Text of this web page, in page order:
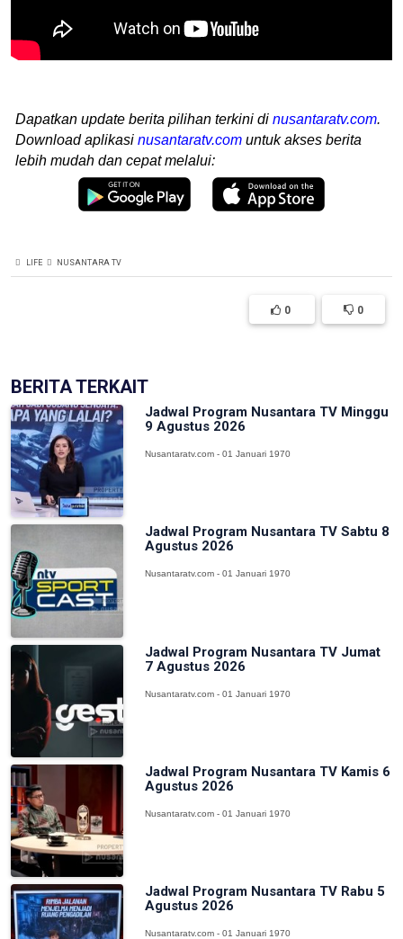
Dapatkan update berita pilihan terkini di nusantaratv.com.
Download aplikasi nusantaratv.com untuk akses berita
lebih mudah dan cepat melalui:
LIFE NUSANTARA TV
0 0
BERITA TERKAIT
Jadwal Program Nusantara TV Minggu
9 Agustus 2026
Nusantaratv.com - 01 Januari 1970
Jadwal Program Nusantara TV Sabtu 8
Agustus 2026
Nusantaratv.com - 01 Januari 1970
Jadwal Program Nusantara TV Jumat
7 Agustus 2026
Nusantaratv.com - 01 Januari 1970
Jadwal Program Nusantara TV Kamis 6
Agustus 2026
Nusantaratv.com - 01 Januari 1970
Jadwal Program Nusantara TV Rabu 5
Agustus 2026
Nusantaratv.com - 01 Januari 1970